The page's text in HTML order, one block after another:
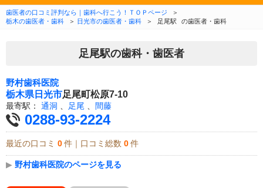
コンテンツへ移動
歯医者の口コミ評判なら｜歯科へ行こう！ＴＯＰページ
＞
栃木の歯医者・歯科
＞ 日光市の歯医者・歯科 ＞ 足尾駅 の歯医者・歯科
足尾駅の歯科・歯医者
野村歯科医院
栃木県 日光市足尾町松原7-10
最寄駅： 通洞 足尾 間藤
0288-93-2224
最近の口コミ 0 件｜口コミ総数 0 件
▶ 野村歯科医院のページを見る